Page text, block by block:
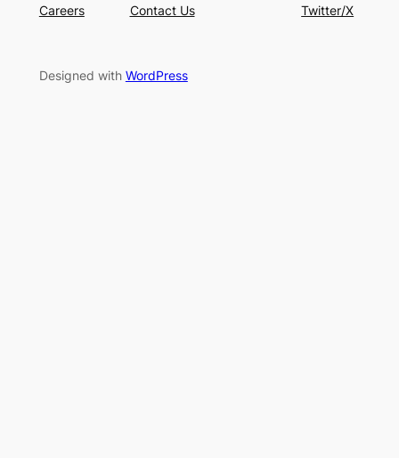
Careers
Contact Us
Twitter/X
Designed with WordPress